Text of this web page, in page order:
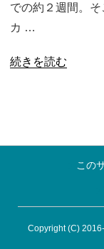
での約２週間。
カ …
続きを読む
この
Copyright (C)